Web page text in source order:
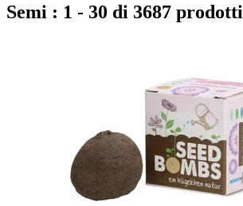
Semi : 1 - 30 di 3687 prodotti